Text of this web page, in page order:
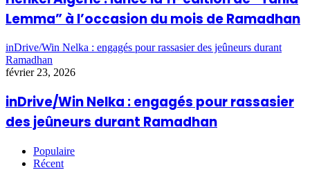
Lemma” à l’occasion du mois de Ramadhan
inDrive/Win Nelka : engagés pour rassasier des jeûneurs durant
Ramadhan
février 23, 2026
inDrive/Win Nelka : engagés pour rassasier
des jeûneurs durant Ramadhan
Populaire
Récent